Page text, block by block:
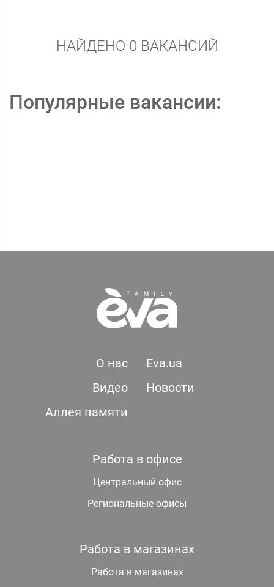
НАЙДЕНО 0 ВАКАНСИЙ
Популярные вакансии:
О нас
Eva.ua
Видео
Новости
Аллея памяти
Работа в офисе
Центральный офис
Региональные офисы
Работа в магазинах
Работа в магазинах